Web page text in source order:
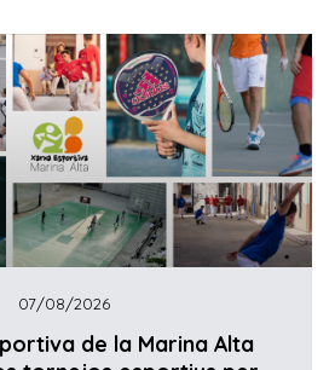
07/08/2026
de la Marina Alta